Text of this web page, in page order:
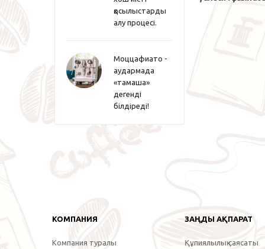
қосылыстарды
алу процесі.
Моццафиато -
аудармада
«тамаша»
дегенді
білдіреді!
КОМПАНИЯ
Компания туралы
ЗАҢДЫ АҚПАРАТ
Құпиялылық саясаты